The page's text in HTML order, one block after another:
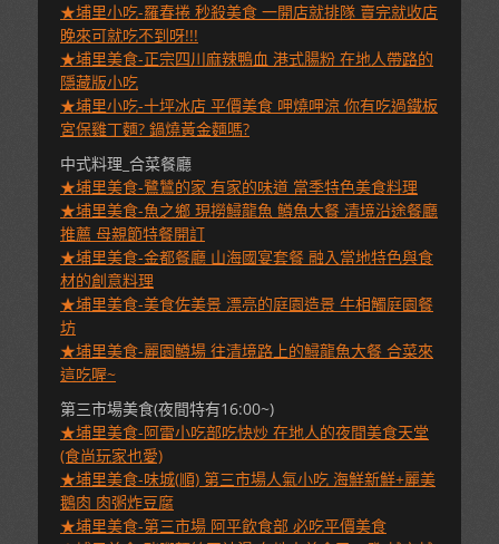
★埔里小吃-羅春捲 秒殺美食 一開店就排隊 賣完就收店
晚來可就吃不到呀!!!
★埔里美食-正宗四川麻辣鴨血 港式腸粉 在地人帶路的
隱藏版小吃
★埔里小吃-十坪冰店 平價美食 呷燒呷涼 你有吃過鐵板
宮保雞丁麵? 鍋燒黃金麵嗎?
中式料理_合菜餐廳
★埔里美食-鷺鷥的家 有家的味道 當季特色美食料理
★埔里美食-魚之鄉 現撈鱘龍魚 鱒魚大餐 清境沿途餐廳
推薦 母親節特餐開訂
★埔里美食-金都餐廳 山海國宴套餐 融入當地特色與食
材的創意料理
★埔里美食-美食佐美景 漂亮的庭園造景 牛相觸庭園餐
坊
★埔里美食-麗園鱒場 往清境路上的鱘龍魚大餐 合菜來
這吃喔~
第三市場美食(夜間特有16:00~)
★埔里美食-阿雷小吃部吃快炒 在地人的夜間美食天堂
(食尚玩家也愛)
★埔里美食-味城(順) 第三市場人氣小吃 海鮮新鮮+麗美
鵝肉 肉粥炸豆腐
★埔里美食-第三市場 阿平飲食部 必吃平價美食